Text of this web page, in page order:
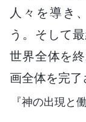
人々を導き
う。そして
世界全体を
画全体を完了
『神の出現と